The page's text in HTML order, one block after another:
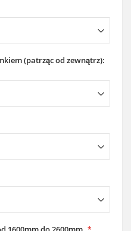
(patrząc od zewnątrz):